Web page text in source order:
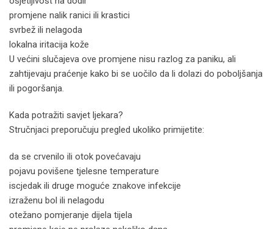
promjene nalik ranici ili krastici
svrbež ili nelagoda
lokalna iritacija kože
U većini slučajeva ove promjene nisu razlog za paniku, ali
zahtijevaju praćenje kako bi se uočilo da li dolazi do poboljšanja
ili pogoršanja.
Kada potražiti savjet ljekara?
Stručnjaci preporučuju pregled ukoliko primijetite:
da se crvenilo ili otok povećavaju
pojavu povišene tjelesne temperature
iscjedak ili druge moguće znakove infekcije
izraženu bol ili nelagodu
otežano pomjeranje dijela tijela